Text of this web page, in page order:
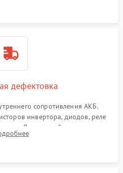
дефектовка
сопротивления АКБ.
инвертора, диодов, реле
Визуальный поиск вздутых
на печатной плате.